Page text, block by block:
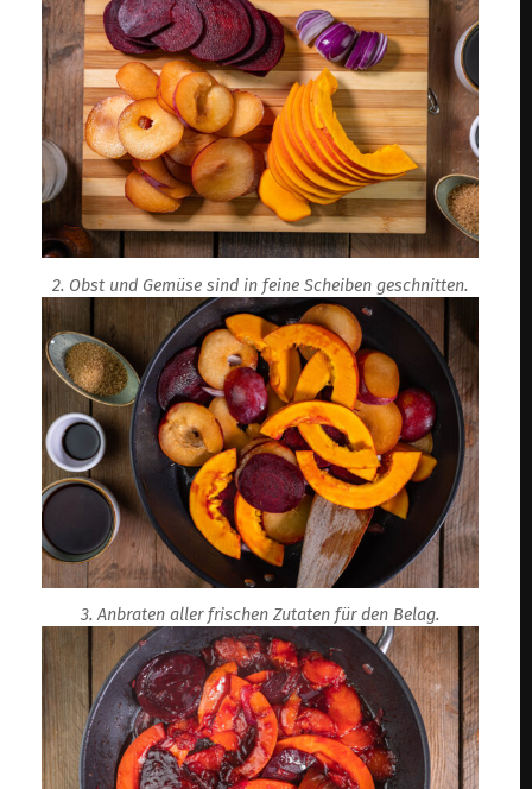
2. Obst und Gemüse sind in feine Scheiben geschnitten.
3. Anbraten aller frischen Zutaten für den Belag.